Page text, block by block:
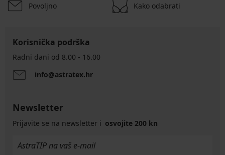
Povoljno Kako odabrati
Korisnička podrška
Radni dani od 8.00 - 16.00
info@astratex.hr
Newsletter
Prijavite se na newsletter i osvojite 200 kn